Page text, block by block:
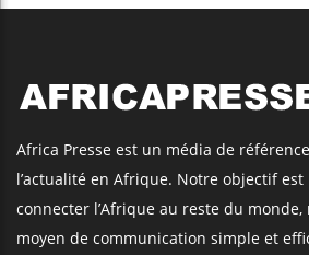
Africa Presse est un média de
l’actualité en Afrique. Notre objectif
connecter l’Afrique au reste du monde,
moyen de communication simple et